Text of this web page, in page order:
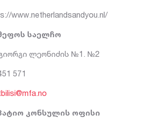
www.netherlandsandyou.nl/
საელჩო
ლეონიძის №1. №2
571
კონსულის ოფისი